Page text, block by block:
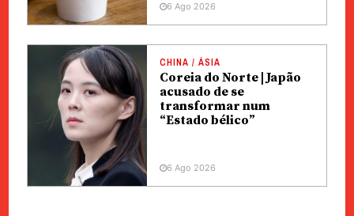
6 Ago 2026
CHINA / ÁSIA
Coreia do Norte | Japão
acusado de se
transformar num
“Estado bélico”
6 Ago 2026